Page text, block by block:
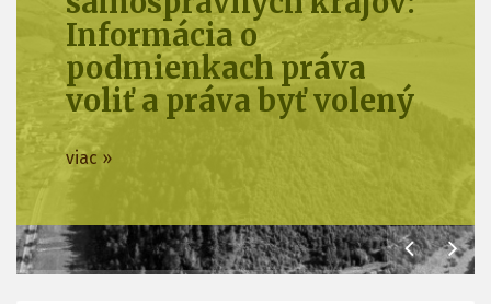
Informácia o
podmienkach práva
voliť a práva byť volený
viac »